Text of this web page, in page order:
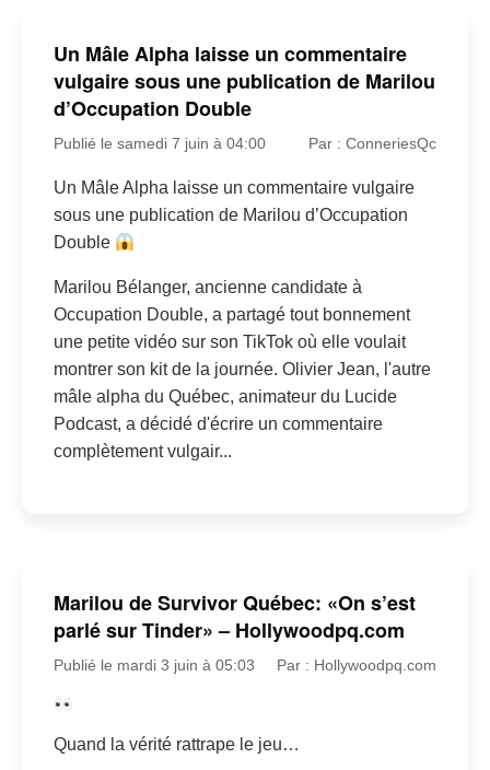
Un Mâle Alpha laisse un commentaire
vulgaire sous une publication de Marilou
d’Occupation Double
Publié le samedi 7 juin à 04:00 Par : ConneriesQc
Un Mâle Alpha laisse un commentaire vulgaire
sous une publication de Marilou d’Occupation
Double
Marilou Bélanger, ancienne candidate à
Occupation Double, a partagé tout bonnement
une petite vidéo sur son TikTok où elle voulait
montrer son kit de la journée. Olivier Jean, l'autre
mâle alpha du Québec, animateur du Lucide
Podcast, a décidé d'écrire un commentaire
complètement vulgair...
Marilou de Survivor Québec: «On s’est
parlé sur Tinder» – Hollywoodpq.com
Publié le mardi 3 juin à 05:03 Par : Hollywoodpq.com
Quand la vérité rattrape le jeu…